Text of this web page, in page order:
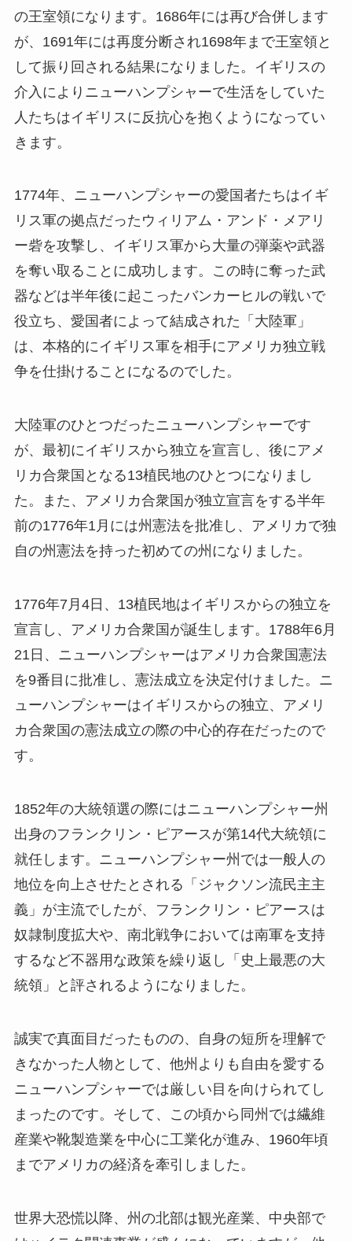
の王室領になります。1686年には再び合併します
が、1691年には再度分断され1698年まで王室領と
して振り回される結果になりました。イギリスの
介入によりニューハンプシャーで生活をしていた
人たちはイギリスに反抗心を抱くようになってい
きます。
1774年、ニューハンプシャーの愛国者たちはイギ
リス軍の拠点だったウィリアム・アンド・メアリ
ー砦を攻撃し、イギリス軍から大量の弾薬や武器
を奪い取ることに成功します。この時に奪った武
器などは半年後に起こったバンカーヒルの戦いで
役立ち、愛国者によって結成された「大陸軍」
は、本格的にイギリス軍を相手にアメリカ独立戦
争を仕掛けることになるのでした。
大陸軍のひとつだったニューハンプシャーです
が、最初にイギリスから独立を宣言し、後にアメ
リカ合衆国となる13植民地のひとつになりまし
た。また、アメリカ合衆国が独立宣言をする半年
前の1776年1月には州憲法を批准し、アメリカで独
自の州憲法を持った初めての州になりました。
1776年7月4日、13植民地はイギリスからの独立を
宣言し、アメリカ合衆国が誕生します。1788年6月
21日、ニューハンプシャーはアメリカ合衆国憲法
を9番目に批准し、憲法成立を決定付けました。ニ
ューハンプシャーはイギリスからの独立、アメリ
カ合衆国の憲法成立の際の中心的存在だったので
す。
1852年の大統領選の際にはニューハンプシャー州
出身のフランクリン・ピアースが第14代大統領に
就任します。ニューハンプシャー州では一般人の
地位を向上させたとされる「ジャクソン流民主主
義」が主流でしたが、フランクリン・ピアースは
奴隷制度拡大や、南北戦争においては南軍を支持
するなど不器用な政策を繰り返し「史上最悪の大
統領」と評されるようになりました。
誠実で真面目だったものの、自身の短所を理解で
きなかった人物として、他州よりも自由を愛する
ニューハンプシャーでは厳しい目を向けられてし
まったのです。そして、この頃から同州では繊維
産業や靴製造業を中心に工業化が進み、1960年頃
までアメリカの経済を牽引しました。
世界大恐慌以降、州の北部は観光産業、中央部で